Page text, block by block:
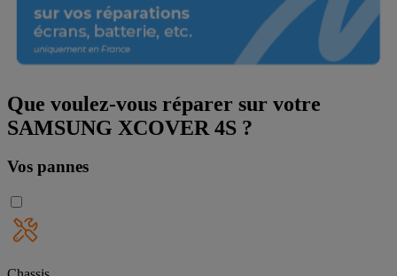
Que voulez-vous réparer sur votre
SAMSUNG XCOVER 4S ?
Vos pannes